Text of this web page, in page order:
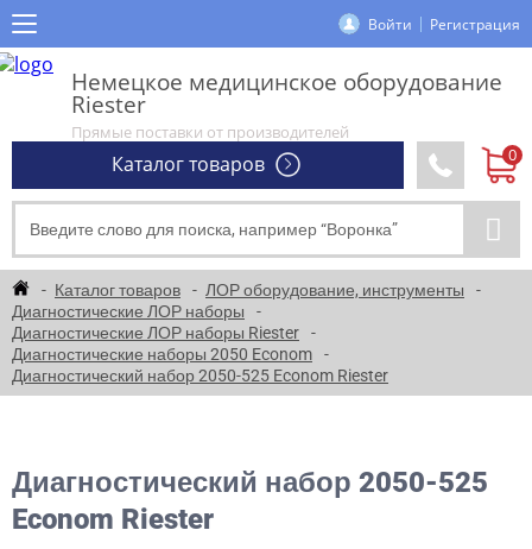
Войти Регистрация
Немецкое медицинское оборудование
Riester
Прямые поставки от производителей
Каталог товаров
Каталог товаров
ЛОР оборудование, инструменты
Диагностические ЛОР наборы
Диагностические ЛОР наборы Riester
Диагностические наборы 2050 Econom
Диагностический набор 2050-525 Econom Riester
Диагностический набор 2050-525
Econom Riester